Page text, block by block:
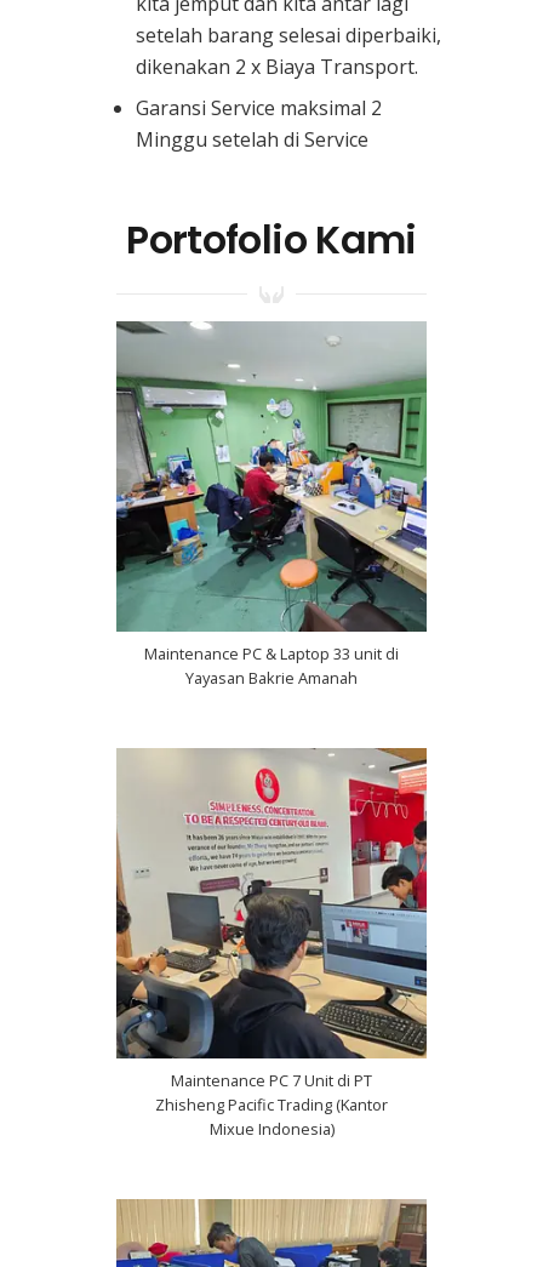
setelah barang selesai diperbaiki,
dikenakan 2 x Biaya Transport.
Garansi Service maksimal 2
Minggu setelah di Service
Portofolio Kami
Maintenance PC & Laptop 33 unit di
Yayasan Bakrie Amanah
Maintenance PC 7 Unit di PT
Zhisheng Pacific Trading (Kantor
Mixue Indonesia)